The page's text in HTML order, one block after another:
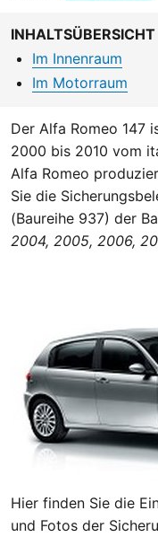
INHALTSÜBERSICHT
Im Innenraum
Im Motorraum
Der Alfa Romeo 147
2000 bis 2010 vom
Alfa Romeo
Sie die
(Baureihe 937) der
2004, 2005, 2006,
Hier finden Sie die
und Fotos der